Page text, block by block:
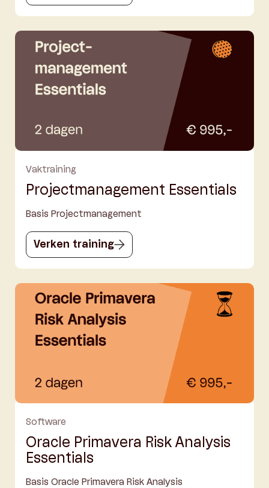
Vaktraining
Projectmanagement Essentials
Basis Projectmanagement
Verken training
Software
Oracle Primavera Risk Analysis
Essentials
Basis Oracle Primavera Risk Analysis